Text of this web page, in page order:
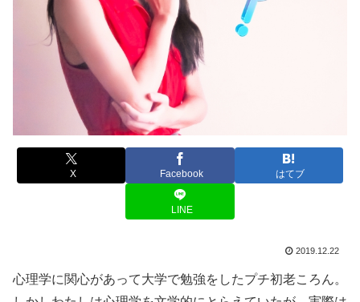
X Facebook はてブ
LINE
2019.12.22
心理学に関心があって大学で勉強をしたプチ初老ころん。